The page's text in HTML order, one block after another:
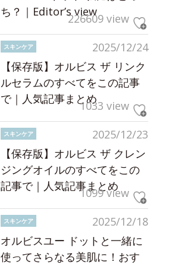
ち？｜Editor’s view226609 view
2025/12/24
スキンケア
【保存版】オルビス ザ リンク
ルセラムのすべてをこの記事
で｜人気記事まとめ1033 view
2025/12/23
スキンケア
【保存版】オルビス ザ クレン
ジングオイルのすべてをこの
記事で｜人気記事まとめ
1099 view
2025/12/18
スキンケア
オルビスユー ドットと一緒に
使ってさらなる美肌に！おす